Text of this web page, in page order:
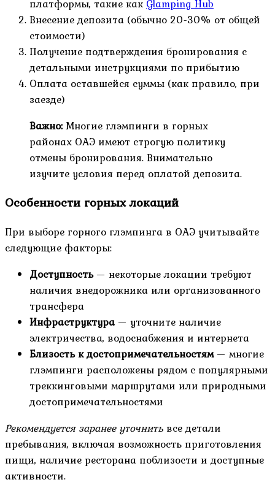
платформы, такие как Glamping Hub
Внесение депозита (обычно 20-30% от общей
стоимости)
Получение подтверждения бронирования с
детальными инструкциями по прибытию
Оплата оставшейся суммы (как правило, при
заезде)
Важно:Многие глэмпинги в горных
районах ОАЭ имеют строгую политику
отмены бронирования. Внимательно
изучите условия перед оплатой депозита.
Особенности горных локаций
При выборе горного глэмпинга в ОАЭ учитывайте
следующие факторы:
Доступность— некоторые локации требуют
наличия внедорожника или организованного
трансфера
Инфраструктура— уточните наличие
электричества, водоснабжения и интернета
Близость к достопримечательностям— многие
глэмпинги расположены рядом с популярными
треккинговыми маршрутами или природными
достопримечательностями
Рекомендуется заранее уточнитьвсе детали
пребывания, включая возможность приготовления
пищи, наличие ресторана поблизости и доступные
активности.